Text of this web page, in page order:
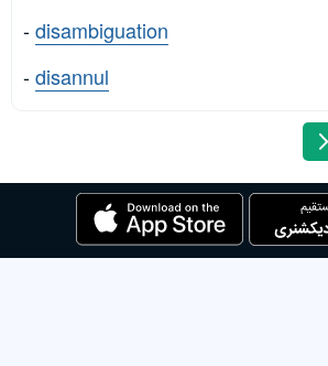
-disambiguation
-disannul